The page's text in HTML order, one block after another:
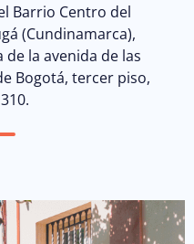
Barrio Centro del
(Cundinamarca),
de la avenida de las
Bogotá, tercer piso,